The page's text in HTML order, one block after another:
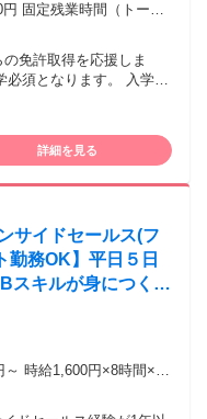
固定残業時間（トータ
時間（トータル） 44時
与は経験・能力により
あり
免許取得を応援しま
須となります。 入学時
心者OK 主婦・主夫歓
る方は必見です！ 他社
・ヘアカラー専門店・
スパなど
詳細を見る
サイドセールス(フ
勤務OK】平日５日
スキルが身につく営